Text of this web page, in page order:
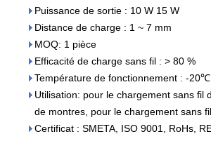
Puissance de sortie : 10 W 15 W
Distance de charge : 1 ~ 7 mm
MOQ: 1 pièce
Efficacité de charge sans fil : > 80 %
Température de fonctionnement : -
Utilisation: pour le chargement sans fil
de montres, pour le chargement sans
Certificat : SMETA, ISO 9001, RoHs,